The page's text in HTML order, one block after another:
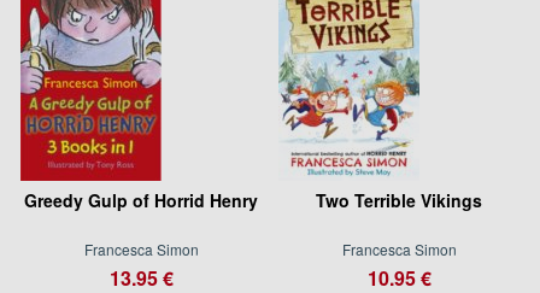
Greedy Gulp of Horrid Henry
Francesca Simon
13.95 €
Two Terrible Vikings
Francesca Simon
10.95 €